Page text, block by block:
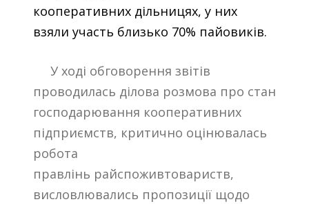
кооперативних дільницях, у них
взяли участь близько 70% пайовиків.
У ході обговорення звітів
проводилась ділова розмова про стан
господарювання кооперативних
підприємств, критично оцінювалась
робота
правлінь райспоживтовариств,
висловлювались пропозиції щодо